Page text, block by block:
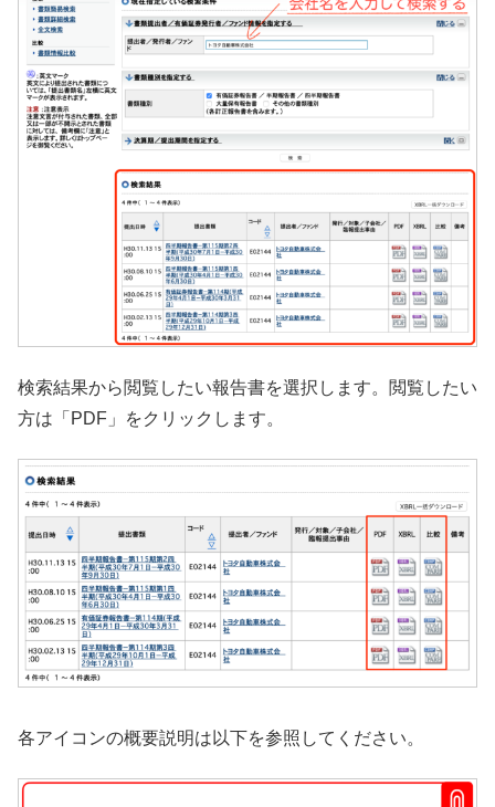
検索結果から閲覧したい報告書を選択します。閲覧したい
方は「PDF」をクリックします。
各アイコンの概要説明は以下を参照してください。